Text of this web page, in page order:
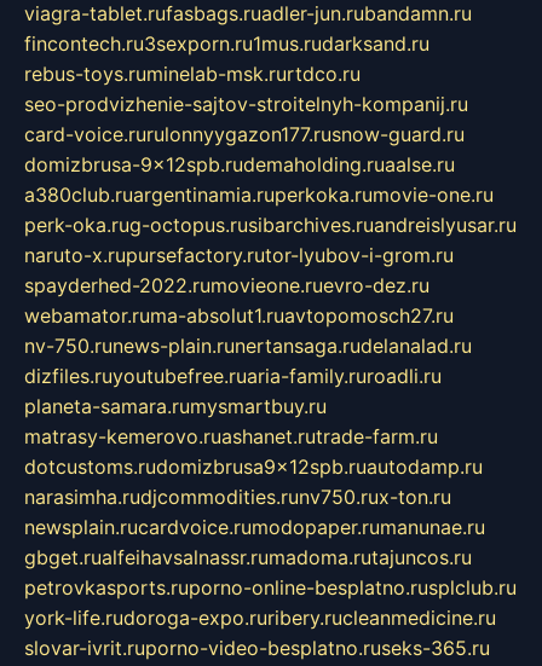
viagra-tablet.rufasbags.ruadler-jun.rubandamn.ru
fincontech.ru3sexporn.ru1mus.rudarksand.ru
rebus-toys.ruminelab-msk.rurtdco.ru
seo-prodvizhenie-sajtov-stroitelnyh-kompanij.ru
card-voice.rurulonnyygazon177.rusnow-guard.ru
domizbrusa-9x12spb.rudemaholding.ruaalse.ru
a380club.ruargentinamia.ruperkoka.rumovie-one.ru
perk-oka.rug-octopus.rusibarchives.ruandreislyusar.ru
naruto-x.rupursefactory.rutor-lyubov-i-grom.ru
spayderhed-2022.rumovieone.ruevro-dez.ru
webamator.ruma-absolut1.ruavtopomosch27.ru
nv-750.runews-plain.runertansaga.rudelanalad.ru
dizfiles.ruyoutubefree.ruaria-family.ruroadli.ru
planeta-samara.rumysmartbuy.ru
matrasy-kemerovo.ruashanet.rutrade-farm.ru
dotcustoms.rudomizbrusa9x12spb.ruautodamp.ru
narasimha.rudjcommodities.runv750.rux-ton.ru
newsplain.rucardvoice.rumodopaper.rumanunae.ru
gbget.rualfeihavsalnassr.rumadoma.rutajuncos.ru
petrovkasports.ruporno-online-besplatno.rusplclub.ru
york-life.rudoroga-expo.ruribery.rucleanmedicine.ru
slovar-ivrit.ruporno-video-besplatno.ruseks-365.ru